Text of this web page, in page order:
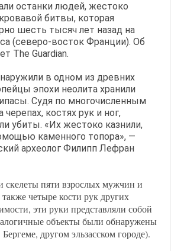
останки людей, жестоко
битвы, которая
шесть тысяч лет назад на
(северо-восток Франции). Об
The Guardian.
в одном из древних
эпохи неолита хранили
Судя по многочисленным
костях рук и ног,
убиты. «Их жестоко казнили,
каменного топора», —
археолог Филипп Лефран
скелеты пяти взрослых мужчин и
четыре кости рук других
эти руки представляли собой
объекты были обнаружены
другом эльзасском городе).